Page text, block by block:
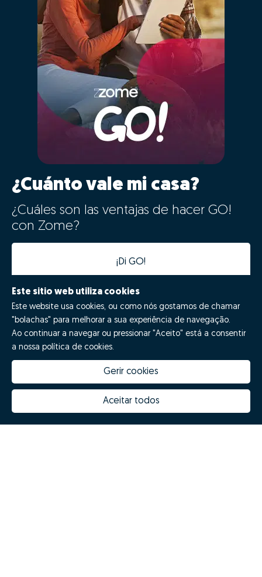
¿Cuánto vale mi casa?
¿Cuáles son las ventajas de hacer GO!
con Zome?
¡Di GO!
Porquê escolher a Zome
Prémios
Inovação Zome
Hubs Zome
Contactos
Este sitio web utiliza cookies
Este website usa cookies, ou como nós gostamos de chamar
"bolachas" para melhorar a sua experiência de navegação.
Ao continuar a navegar ou pressionar "Aceito" está a consentir
a nossa política de cookies.
Gerir cookies
Aceitar todos